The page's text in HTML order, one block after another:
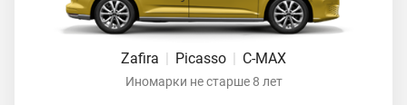
Zafira | Picasso | C-MAX
Иномарки не старше 8 лет